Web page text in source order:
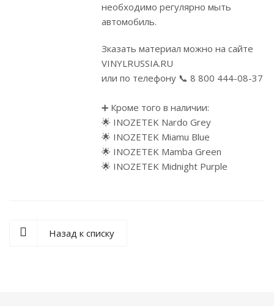
необходимо регулярно мыть
автомобиль.
Зказать материал можно на сайте
VINYLRUSSIA.RU
или по телефону 📞 8 800 444-08-37
➕ Кроме того в наличии:
🌟 INOZETEK Nardo Grey
🌟 INOZETEK Miamu Blue
🌟 INOZETEK Mamba Green
🌟 INOZETEK Midnight Purple
Назад к списку